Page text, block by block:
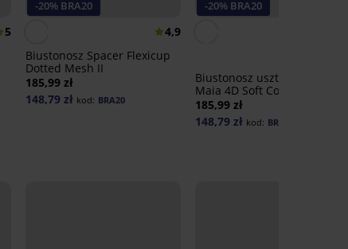
5
-20% BRA20
4,9
Biustonosz Spacer Flexicup
Dotted Mesh II
185,99 zł
148,79 zł kod: BRA20
-20% BRA20
Biustonosz usztywniany
Maia 4D Soft Control Deluxe
185,99 zł
148,79 zł kod: BRA20